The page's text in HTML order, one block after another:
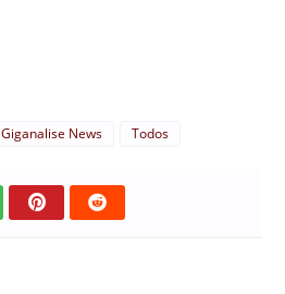
Giganalise News Todos